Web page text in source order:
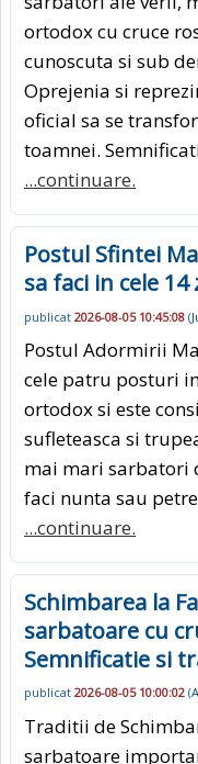
ortodox cu cruce
cunoscuta si sub
Oprejenia si
oficial sa se
toamnei.
...continuare.
Postul Sfintei
sa faci in cele
publicat 2026-08-05 10:45:08 (
Postul Adormirii
cele patru posturi
ortodox si este
sufleteasca si
mai mari sarbatori
faci nunta sau
...continuare.
Schimbarea la
sarbatoare cu
Semnificatie si
publicat 2026-08-05 10:00:02 (
Traditii de
sarbatoare